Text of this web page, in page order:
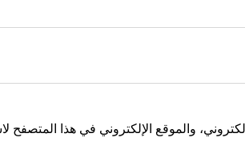
والموقع الإلكتروني في هذا المتصفح